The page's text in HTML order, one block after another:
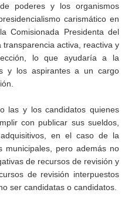
poderes y los organismos
carismático en
Comisionada Presidenta del
activa, reactiva y
lo que ayudaría a la
y los aspirantes a un cargo
las y los candidatos quienes
con publicar sus sueldos,
en el caso de la
municipales, pero además no
de recursos de revisión y
de revisión interpuestos
ser candidatas o candidatos.